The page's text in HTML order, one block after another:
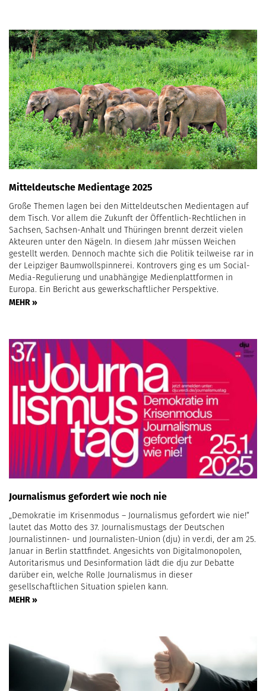
Mitteldeutsche Medientage 2025
Große Themen lagen bei den Mitteldeutschen Medientagen auf
dem Tisch. Vor allem die Zukunft der Öffentlich-Rechtlichen in
Sachsen, Sachsen-Anhalt und Thüringen brennt derzeit vielen
Akteuren unter den Nägeln. In diesem Jahr müssen Weichen
gestellt werden. Dennoch machte sich die Politik teilweise rar in
der Leipziger Baumwollspinnerei. Kontrovers ging es um Social-
Media-Regulierung und unabhängige Medienplattformen in
Europa. Ein Bericht aus gewerkschaftlicher Perspektive.
MEHR »
Journalismus gefordert wie noch nie
„Demokratie im Krisenmodus – Journalismus gefordert wie nie!“
lautet das Motto des 37. Journalismustags der Deutschen
Journalistinnen- und Journalisten-Union (dju) in ver.di, der am 25.
Januar in Berlin stattfindet. Angesichts von Digitalmonopolen,
Autoritarismus und Desinformation lädt die dju zur Debatte
darüber ein, welche Rolle Journalismus in dieser
gesellschaftlichen Situation spielen kann.
MEHR »